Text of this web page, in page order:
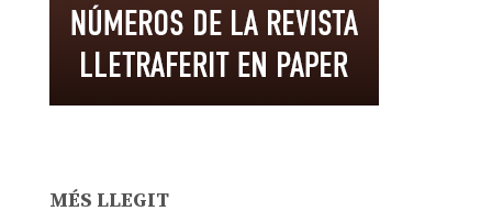
MÉS LLEGIT